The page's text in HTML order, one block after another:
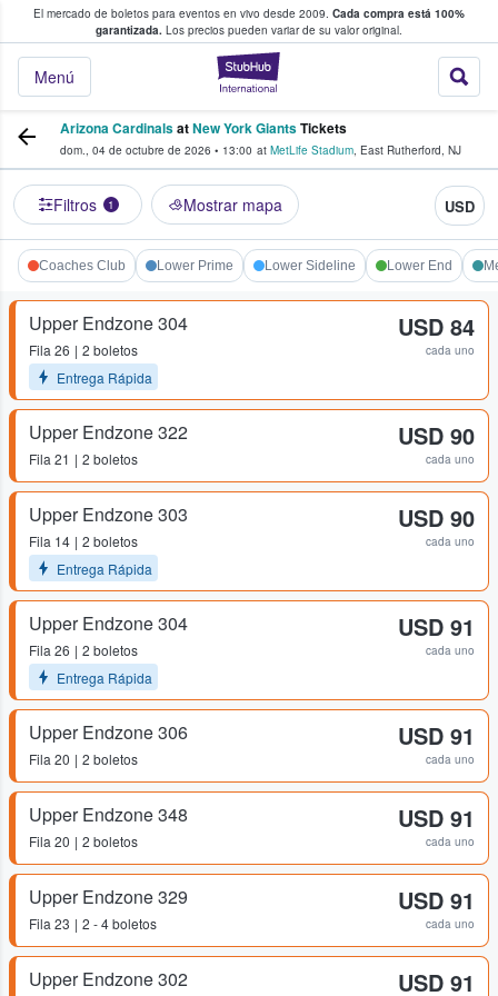
El mercado de boletos para eventos en vivo desde 2009. Cada compra está 100%
garantizada. Los precios pueden variar de su valor original.
StubHub: donde
Menú
fans compran y venden boletos
Arizona CardinalsatNew York GiantsTickets
dom., 04 de octubre de 2026 • 13:00 at MetLife Stadium, East Rutherford, NJ
Filtros 1 Mostrar mapa USD
Coaches Club Lower Prime Lower Sideline Lower End
Upper Endzone 304
Fila 26
2 boletos
Entrega Rápida
USD 84
cada uno
Upper Endzone 322
Fila 21 2 boletos
USD 90
cada uno
Upper Endzone 303
Fila 14
2 boletos
Entrega Rápida
USD 90
cada uno
Upper Endzone 304
Fila 26
2 boletos
Entrega Rápida
USD 91
cada uno
Upper Endzone 306
Fila 20 2 boletos
USD 91
cada uno
Upper Endzone 348
Fila 20 2 boletos
USD 91
cada uno
Upper Endzone 329
Fila 23 2 - 4 boletos
USD 91
cada uno
Upper Endzone 302 USD 91